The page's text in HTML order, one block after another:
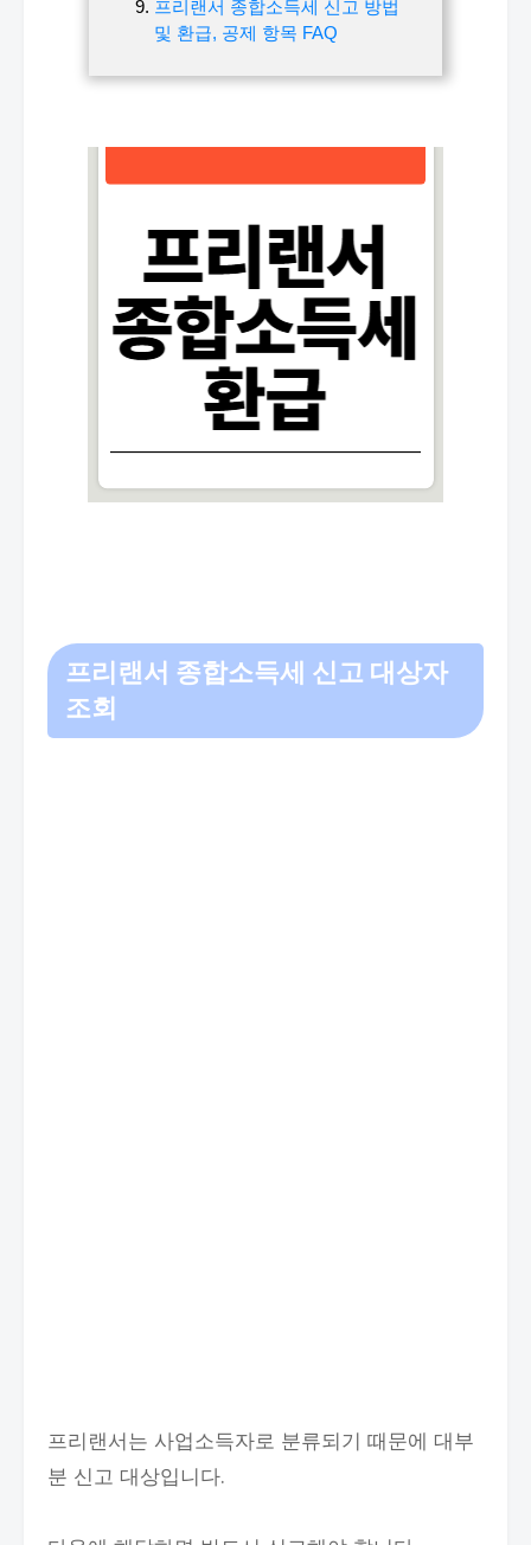
프리랜서 종합소득세 신고 방법
및 환급, 공제 항목 FAQ
프리랜서 종합소득세 신고 대상자
조회
프리랜서는 사업소득자로 분류되기 때문에 대부
분 신고 대상입니다.